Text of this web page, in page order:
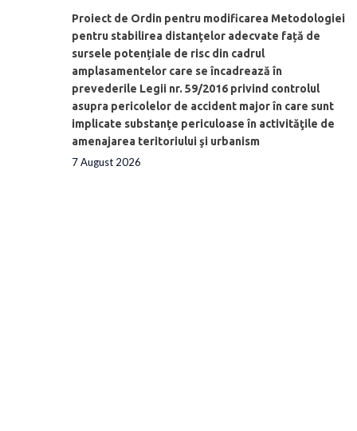
Proiect de Ordin pentru modificarea Metodologiei
pentru stabilirea distanţelor adecvate față de
sursele potențiale de risc din cadrul
amplasamentelor care se încadrează în
prevederile Legii nr. 59/2016 privind controlul
asupra pericolelor de accident major în care sunt
implicate substanţe periculoase în activităţile de
amenajarea teritoriului şi urbanism
7 August 2026